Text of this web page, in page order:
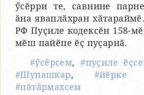
ӳсӗрри те, савнине
ӑна яваплӑхран
РФ Пуҫиле кодексӗн 158-
мӗш пайӗпе ӗҫ пуҫарнӑ.
#ӳсӗрсем,#пуҫиле
#Шупашкар, #йӗрке
#пӑтӑрмахсем